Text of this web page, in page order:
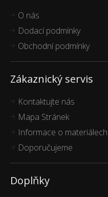
O nás
Dodací podmínky
Obchodní podmínky
Zákaznický servis
Kontaktujte nás
Mapa Stránek
Informace o materiálech
Doporučujeme
Doplňky